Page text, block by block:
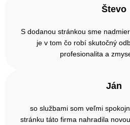
Števo
S dodanou stránkou sme
je v tom čo robí skutočný
profesionalita a
Ján
so službami som veľmi
stránku táto firma nahradila